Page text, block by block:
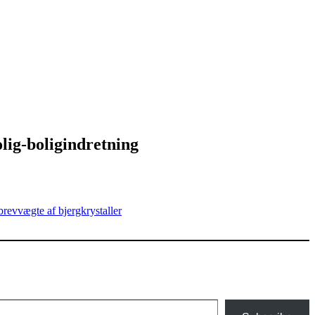
boligindretning